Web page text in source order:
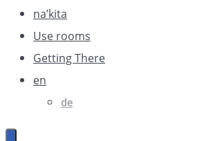
na’kita
Use rooms
Getting There
en
de